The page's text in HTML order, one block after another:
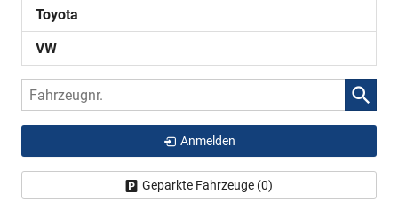
Toyota
VW
Fahrzeugnr.
Anmelden
Geparkte Fahrzeuge (0)